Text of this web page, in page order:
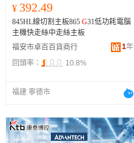
¥ 392.49
845HL線切割主板865 G31低功耗電腦
主機快走絲中走絲主板
福安市卓百百貨商行
1年
回頭率：
10.8%
福建 寧德市